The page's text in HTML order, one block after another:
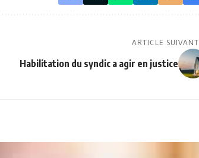
ARTICLE SUIVANT
Habilitation du syndic a agir en justice